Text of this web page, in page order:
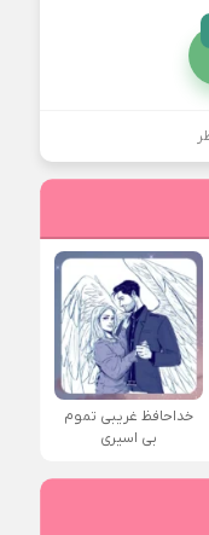
خداحافظ غریبی تموم
بی اسیری